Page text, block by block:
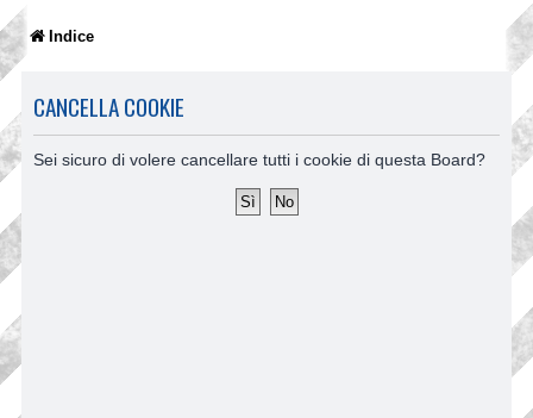
Indice
CANCELLA COOKIE
Sei sicuro di volere cancellare tutti i cookie di questa Board?